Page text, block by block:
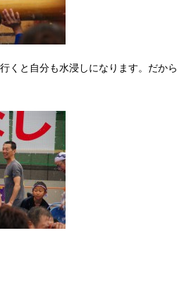
くと自分も水浸しになります。だから